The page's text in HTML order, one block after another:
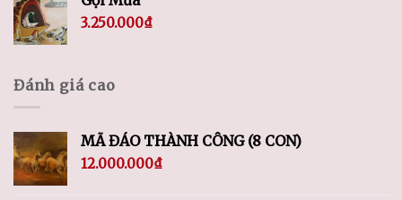
3.250.000₫
Đánh giá cao
MÃ ĐÁO THÀNH CÔNG (8 CON)
12.000.000₫